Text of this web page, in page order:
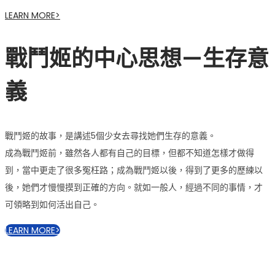
LEARN MORE>
戰鬥姬的中心思想—生存意
義
戰鬥姬的故事，是講述5個少女去尋找她們生存的意義。
成為戰鬥姬前，雖然各人都有自己的目標，但都不知道怎樣才做得
到，當中更走了很多冤枉路；成為戰鬥姬以後，得到了更多的歷練以
後，她們才慢慢摸到正確的方向。就如一般人，經過不同的事情，才
可領略到如何活出自己。
LEARN MORE>